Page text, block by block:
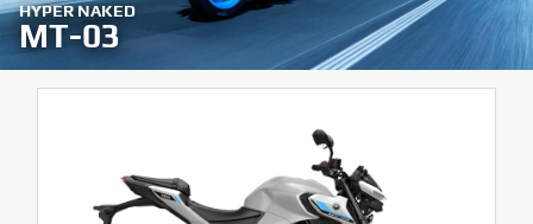
HYPER NAKED
MT-03